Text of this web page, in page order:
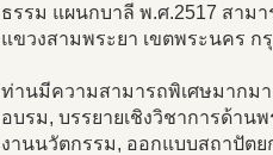
ธรรม แผนกบาลี พ.ศ.2517 สาม
แขวงสามพระยา เขตพระนคร ก
ท่านมีความสามารถพิเศษมากม
อบรม, บรรยายเชิงวิชาการด้า
งานนวัตกรรม, ออกแบบสถาปัต